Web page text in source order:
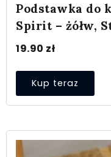
Podstawka do
Spirit – żółw,
19.90 zł
Kup teraz